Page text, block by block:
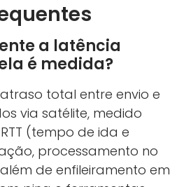
a latência
é medida?
total entre envio e
via satélite, medido
(tempo de ida e
processamento no
de enfileiramento em